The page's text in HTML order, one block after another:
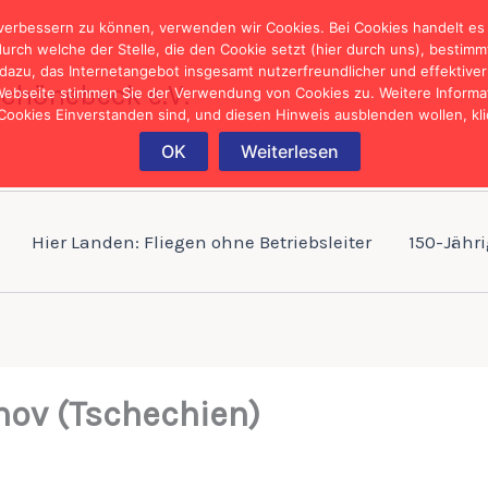
e.V.
Hier Landen: Fliegen ohne Betriebsleiter 150-
(Tschechien)
zu können, verwenden wir Cookies. Bei Cookies handelt
welche der Stelle, die den Cookie setzt (hier durch uns),
das Internetangebot insgesamt nutzerfreundlicher und
stimmen Sie der Verwendung von Cookies zu. Weitere
Einverstanden sind, und diesen Hinweis ausblenden wollen,
OK Weiterlesen